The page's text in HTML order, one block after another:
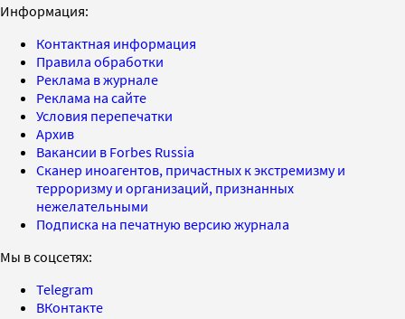
Информация:
Контактная информация
Правила обработки
Реклама в журнале
Реклама на сайте
Условия перепечатки
Архив
Вакансии в Forbes Russia
Сканер иноагентов, причастных к экстремизму и
терроризму и организаций, признанных
нежелательными
Подписка на печатную версию журнала
Мы в соцсетях:
Telegram
ВКонтакте